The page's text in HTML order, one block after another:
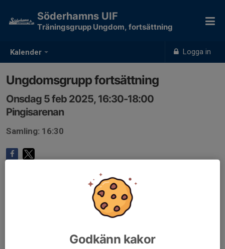
Kalender Logga in
Söderhamns UIF
Träningsgrupp Ungdom, fortsättning
Ungdomsgrupp fortsättning
Onsdag 5 feb 2025, 16:30-18:00
Pingisarenan
Samling: 16:30
Godkänn kakor